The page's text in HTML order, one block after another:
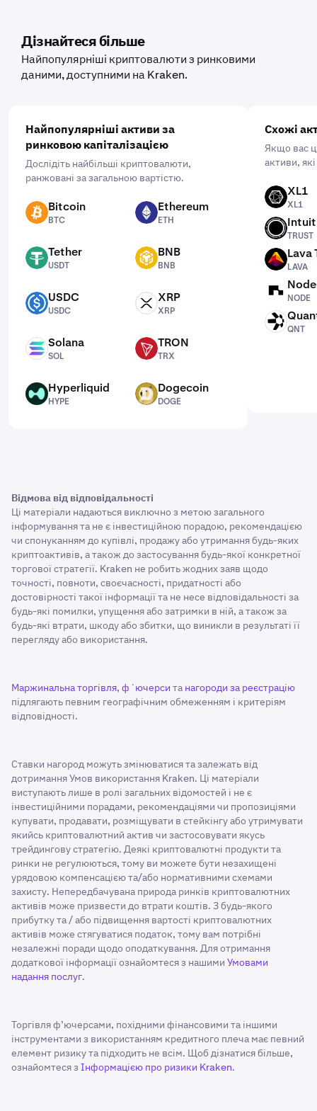
придбати. Потім введіть суму, яку ви хочете придбати, і
виберіть частоту, натиснувши «Одноразово» та
вибравши зручний для вас графік: щодня, щотижня або
щомісяця.
Дізнайтеся більше
Найпопулярніші криптовалюти з ринковими
даними, доступними на Kraken.
Найпопулярніші активи за
ринковою капіталізацією
Дослідіть найбільші криптовалюти,
ранжовані за загальною вартістю.
BTC Bitcoin
BTC
ETH Ethereum
ETH
USDT Tether
USDT
BNB BNB
BNB
USDC USDC
USDC
XRP XRP
XRP
SOL Solana
SOL
TRX TRON
TRX
HYPE Hyperliquid
HYPE
DOGE Dogecoin
DOGE
Схожі
Якщо вас
активи,
XL1 XL1
XL1
TRUST
TRUST
LAVA Lava
LAVA
NODE
NODE
QNT
QNT
Відмова від відповідальності
Ці матеріали надаються виключно з метою загального
інформування та не є інвестиційною порадою, рекомендацією
чи спонуканням до купівлі, продажу або утримання будь-яких
криптоактивів, а також до застосування будь-якої конкретної
торгової стратегії. Kraken не робить жодних заяв щодо
точності, повноти, своєчасності, придатності або
достовірності такої інформації та не несе відповідальності за
будь-які помилки, упущення або затримки в ній, а також за
будь-які втрати, шкоду або збитки, що виникли в результаті її
перегляду або використання.
Маржинальна торгівля, фʼючерси та нагороди за реєстрацію
підлягають певним географічним обмеженням і критеріям
відповідності.
Ставки нагород можуть змінюватися та залежать від
дотримання Умов використання Kraken. Ці матеріали
виступають лише в ролі загальних відомостей і не є
інвестиційними порадами, рекомендаціями чи пропозиціями
купувати, продавати, розміщувати в стейкінгу або утримувати
якийсь криптовалютний актив чи застосовувати якусь
трейдингову стратегію. Деякі криптовалютні продукти та
ринки не регулюються, тому ви можете бути незахищені
урядовою компенсацією та/або нормативними схемами
захисту. Непередбачувана природа ринків криптовалютних
активів може призвести до втрати коштів. З будь-якого
прибутку та / або підвищення вартості криптовалютних
активів може стягуватися податок, тому вам потрібні
незалежні поради щодо оподаткування. Для отримання
додаткової інформації ознайомтеся з нашими Умовами
надання послуг.
Торгівля ф’ючерсами, похідними фінансовими та іншими
інструментами з використанням кредитного плеча має певний
елемент ризику та підходить не всім. Щоб дізнатися більше,
ознайомтеся з Інформацією про ризики Kraken.